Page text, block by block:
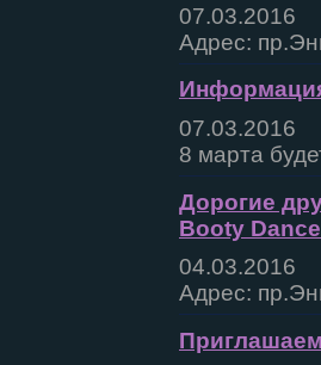
07.03.2016
Адрес:
07.03.2016
8 марта
Дорогие
Booty
04.03.2016
Адрес: